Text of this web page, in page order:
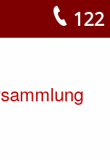
122